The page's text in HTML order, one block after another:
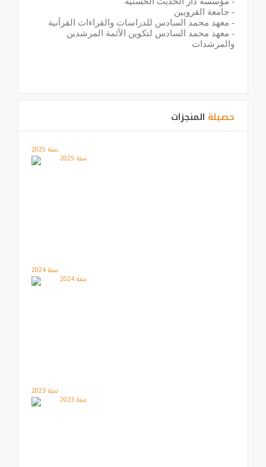
- جامعة القرويين
- معهد محمد السادس للدراسات والقراءات القرآنية
- معهد محمد السادس لتكوين الأئمة المرشدين
والمرشدات
حصيلة المنجزات
سنة 2025
سنة 2024
سنة 2023